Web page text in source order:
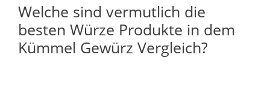
Welche sind vermutlich die
besten Würze Produkte in dem
Kümmel Gewürz Vergleich?